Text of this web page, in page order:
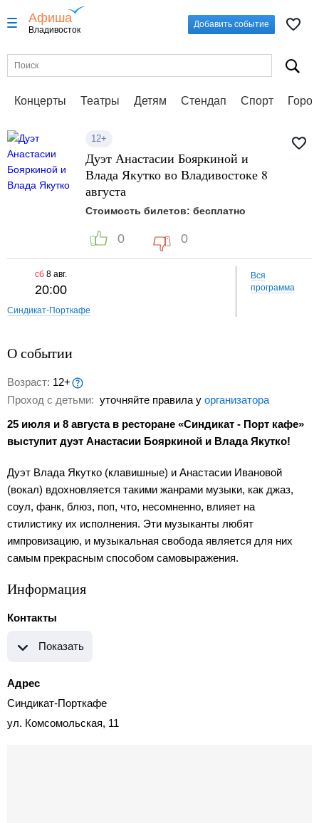
Афиша
Владивосток
Добавить событие
Концерты Театры Детям Стендап Спорт
12+
Дуэт Анастасии Бояркиной и
Влада Якутко во Владивостоке 8
августа
Стоимость билетов: бесплатно
0 0
сб 8 авг.
20:00
Синдикат-Порткафе
Вся
программа
О событии
Возраст: 12+
Проход с детьми: уточняйте правила у организатора
25 июля и 8 августа в ресторане «Синдикат - Порт кафе»
выступит дуэт Анастасии Бояркиной и Влада Якутко!
Дуэт Влада Якутко (клавишные) и Анастасии Ивановой
(вокал) вдохновляется такими жанрами музыки, как джаз,
соул, фанк, блюз, поп, что, несомненно, влияет на
стилистику их исполнения. Эти музыканты любят
импровизацию, и музыкальная свобода является для них
самым прекрасным способом самовыражения.
Информация
Контакты
Показать
Адрес
Синдикат-Порткафе
ул. Комсомольская, 11